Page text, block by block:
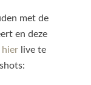
met de
en deze
hierlive te